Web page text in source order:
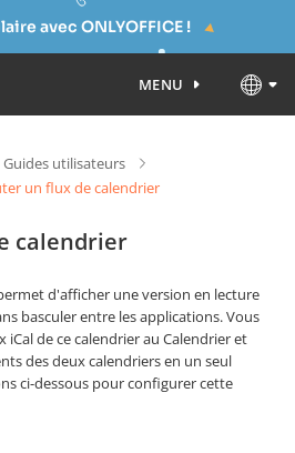
avec ONLYOFFICE !
MENU
Guides utilisateurs
un flux de calendrier
calendrier
d'afficher une version en lecture
basculer entre les applications. Vous
de ce calendrier au Calendrier et
des deux calendriers en un seul
ci-dessous pour configurer cette